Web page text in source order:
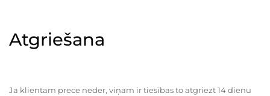
Atgriešana
Ja klientam prece neder, viņam ir tiesības to atgriezt 14 dienu